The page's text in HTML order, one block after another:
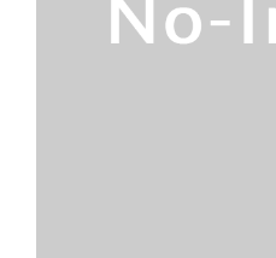
お問い合わせ